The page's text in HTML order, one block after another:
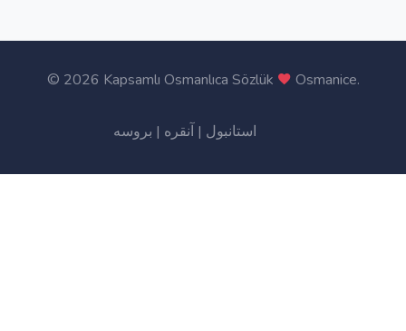
© 2026 Kapsamlı Osmanlıca Sözlük Osmanice.
استانبول | آنقره | بروسه